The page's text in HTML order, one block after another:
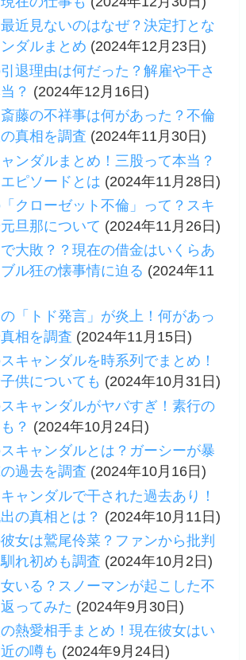
近見ないのはなぜ？決定打とな
ダルまとめ (2024年12月23日)
退理由は何だった？解雇や干さ
？ (2024年12月16日)
藤の不祥事は何があった？不倫
真相を調査 (2024年11月30日)
ンダルまとめ！三股って本当？
ピソードとは (2024年11月28日)
クローゼット不倫」って？スキ
旦那について (2024年11月26日)
大敗？？現在の借金はいくらあ
ル狂の懐事情に迫る (2024年11
「トド発言」が炎上！何があっ
相を調査 (2024年11月15日)
キャンダルを時系列でまとめ！
供についても (2024年10月31日)
キャンダルがヤバすぎ！素行の
？ (2024年10月24日)
キャンダルとは？ガーシーが暴
過去を調査 (2024年10月16日)
ャンダルで干された過去あり！
の真相とは？ (2024年10月11日)
女は鷲尾伶菜？ファンから批判
れ初めも調査 (2024年10月2日)
いる？スノーマンが起こした不
ってみた (2024年9月30日)
熱愛相手まとめ！現在彼女はい
の噂も (2024年9月24日)